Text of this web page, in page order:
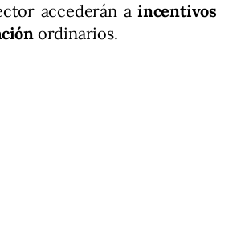
accederán a incentivos
ordinarios.